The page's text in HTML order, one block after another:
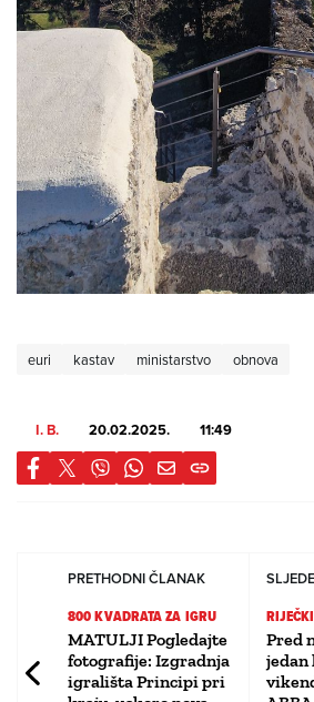
euri kastav ministarstvo obnova
I. B. 20.02.2025. 11:49
PRETHODNI ČLANAK
800 KVADRATA ZA IGRU
MATULJI Pogledajte
fotografije: Izgradnja
igrališta Principi pri
Pred
jedan